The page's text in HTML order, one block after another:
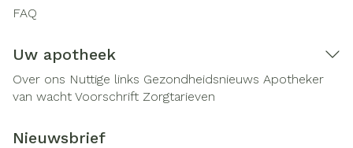
FAQ
Uw apotheek
Over ons Nuttige links Gezondheidsnieuws Apotheker
van wacht Voorschrift Zorgtarieven
Nieuwsbrief